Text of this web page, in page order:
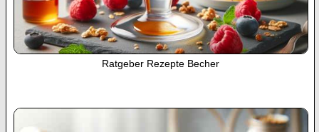
Ratgeber Rezepte Becher